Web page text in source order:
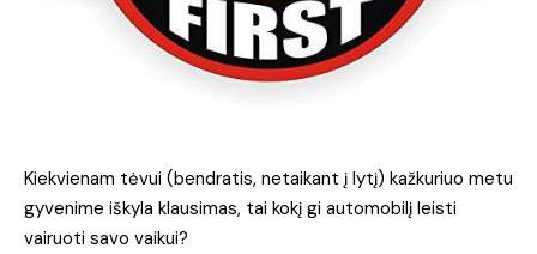
Kiekvienam tėvui (bendratis, netaikant į lytį) kažkuriuo metu
gyvenime iškyla klausimas, tai kokį gi automobilį leisti
vairuoti savo vaikui?